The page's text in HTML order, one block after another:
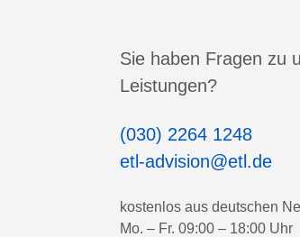
Sie haben Fragen zu
Leistungen?
(030) 2264 1248
etl-advision@etl.de
kostenlos aus deutschen
Mo. – Fr. 09:00 – 18:00 Uhr